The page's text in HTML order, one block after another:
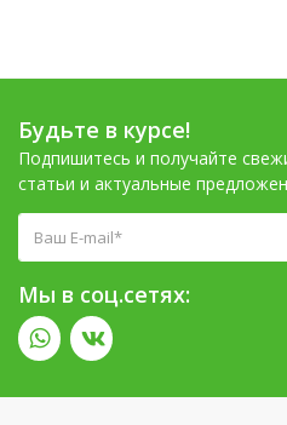
Будьте в курсе!
Подпишитесь и получайте
статьи и актуальные
Мы в соц.сетях: